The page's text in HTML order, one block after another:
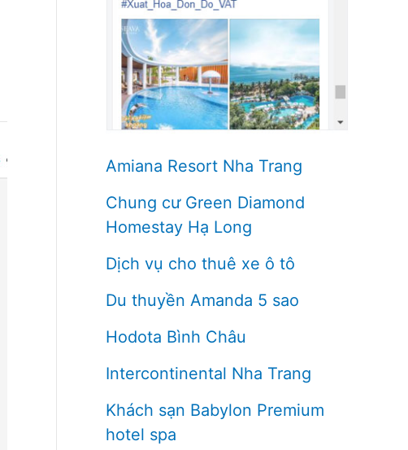
Amiana Resort Nha Trang
Chung cư Green Diamond
Homestay Hạ Long
Dịch vụ cho thuê xe ô tô
Du thuyền Amanda 5 sao
Hodota Bình Châu
Intercontinental Nha Trang
Khách sạn Babylon Premium
hotel spa